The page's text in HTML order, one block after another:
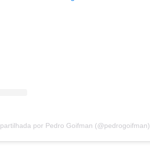
por Pedro Goifman (@pedrogoifman)